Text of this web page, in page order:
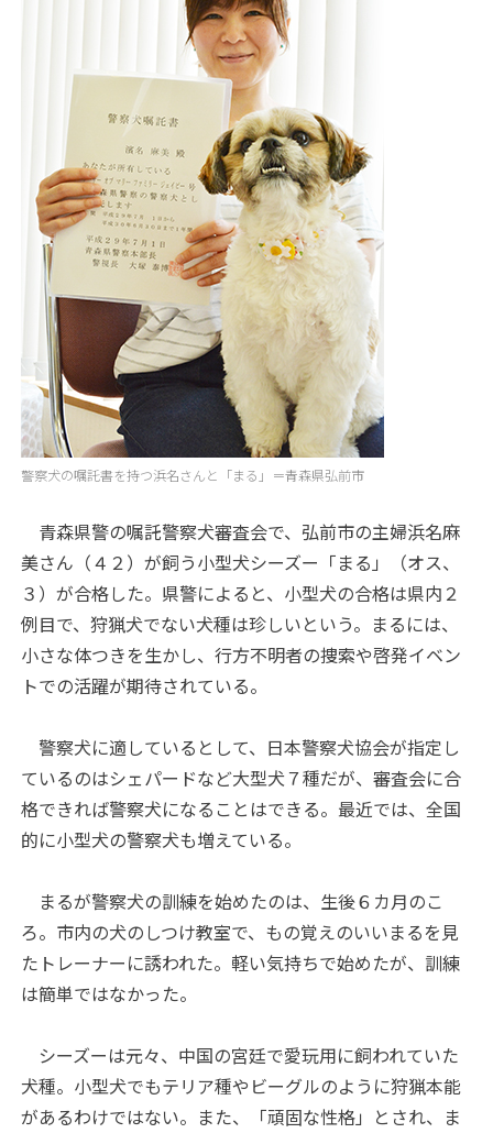
警察犬の嘱託書を持つ浜名さんと「まる」＝青森県弘前市
青森県警の嘱託警察犬審査会で、弘前市の主婦浜名麻
美さん（４２）が飼う小型犬シーズー「まる」（オス、
３）が合格した。県警によると、小型犬の合格は県内２
例目で、狩猟犬でない犬種は珍しいという。まるには、
小さな体つきを生かし、行方不明者の捜索や啓発イベン
トでの活躍が期待されている。
警察犬に適しているとして、日本警察犬協会が指定し
ているのはシェパードなど大型犬７種だが、審査会に合
格できれば警察犬になることはできる。最近では、全国
的に小型犬の警察犬も増えている。
まるが警察犬の訓練を始めたのは、生後６カ月のこ
ろ。市内の犬のしつけ教室で、もの覚えのいいまるを見
たトレーナーに誘われた。軽い気持ちで始めたが、訓練
は簡単ではなかった。
シーズーは元々、中国の宮廷で愛玩用に飼われていた
犬種。小型犬でもテリア種やビーグルのように狩猟本能
があるわけではない。また、「頑固な性格」とされ、ま